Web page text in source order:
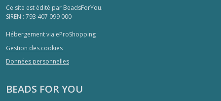
Ce site est édité par BeadsForYou.
SIREN : 793 407 099 000
Hébergement via eProShopping
Gestion des cookies
Données personnelles
BEADS FOR YOU